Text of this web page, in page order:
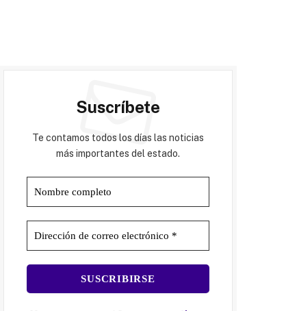
Suscríbete
Te contamos todos los días las noticias
más importantes del estado.